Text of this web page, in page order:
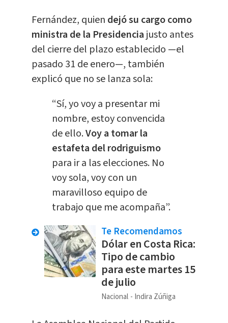
Fernández, quien dejó su cargo como
ministra de la Presidencia justo antes
del cierre del plazo establecido —el
pasado 31 de enero—, también
explicó que no se lanza sola:
“Sí, yo voy a presentar mi
nombre, estoy convencida
de ello.Voy a tomar la
estafeta del rodriguismo
para ir a las elecciones. No
voy sola, voy con un
maravilloso equipo de
trabajo que me acompaña”.
Te Recomendamos
Dólar en Costa Rica:
Tipo de cambio
para este martes 15
de julio
Nacional Indira Zúñiga